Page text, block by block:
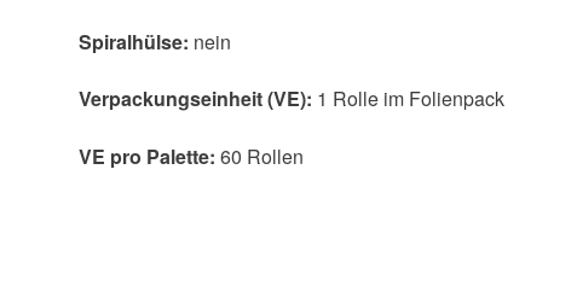
Spiralhülse: nein
Verpackungseinheit (VE): 1 Rolle im Folienpack
VE pro Palette: 60 Rollen